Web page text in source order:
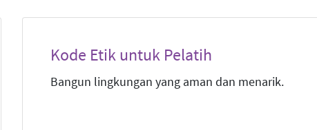
Kode Etik untuk Pelatih
Bangun lingkungan yang aman dan menarik.